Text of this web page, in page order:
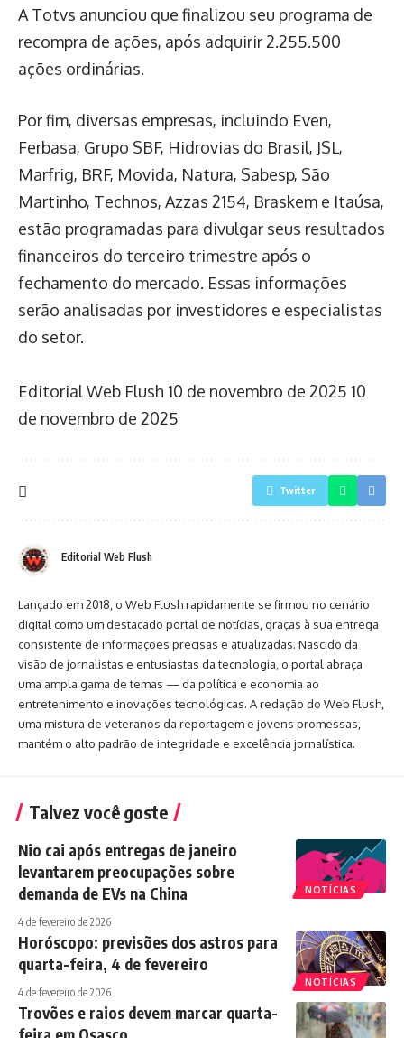
A Totvs anunciou que finalizou seu programa de
recompra de ações, após adquirir 2.255.500
ações ordinárias.
Por fim, diversas empresas, incluindo Even,
Ferbasa, Grupo SBF, Hidrovias do Brasil, JSL,
Marfrig, BRF, Movida, Natura, Sabesp, São
Martinho, Technos, Azzas 2154, Braskem e Itaúsa,
estão programadas para divulgar seus resultados
financeiros do terceiro trimestre após o
fechamento do mercado. Essas informações
serão analisadas por investidores e especialistas
do setor.
Editorial Web Flush 10 de novembro de 2025 10
de novembro de 2025
Twitter
Editorial Web Flush
Lançado em 2018, o Web Flush rapidamente se firmou no cenário
digital como um destacado portal de notícias, graças à sua entrega
consistente de informações precisas e atualizadas. Nascido da
visão de jornalistas e entusiastas da tecnologia, o portal abraça
uma ampla gama de temas — da política e economia ao
entretenimento e inovações tecnológicas. A redação do Web Flush,
uma mistura de veteranos da reportagem e jovens promessas,
mantém o alto padrão de integridade e excelência jornalística.
Talvez você goste
NOTÍCIAS
Nio cai após entregas de janeiro
levantarem preocupações sobre
demanda de EVs na China
4 de fevereiro de 2026
NOTÍCIAS
Horóscopo: previsões dos astros para
quarta-feira, 4 de fevereiro
4 de fevereiro de 2026
Trovões e raios devem marcar quarta-
feira em Osasco